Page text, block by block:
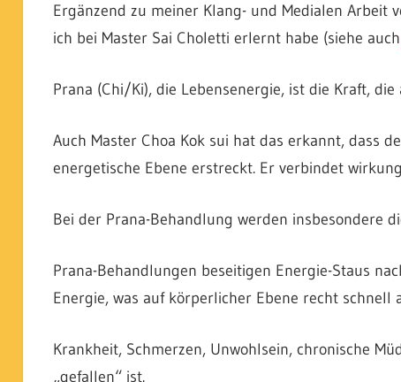
Ergänzend zu meiner Klang- und Medialen Arbeit
ich bei Master Sai Choletti erlernt habe (siehe auch
Prana (Chi/Ki), die Lebensenergie, ist die Kraft,
Auch Master Choa Kok sui hat das erkannt, dass
energetische Ebene erstreckt. Er verbindet
Bei der Prana-Behandlung werden insbesondere
Prana-Behandlungen beseitigen Energie-Staus
Energie, was auf körperlicher Ebene recht schnell
Krankheit, Schmerzen, Unwohlsein, chronische
„gefallen“ ist.